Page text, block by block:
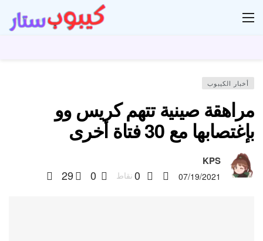
أخبار الكيبوب
مراهقة صينية تتهم كريس وو
بإغتصابها مع 30 فتاة أخرى
KPS
07/19/2021
0 نقاط 0
29